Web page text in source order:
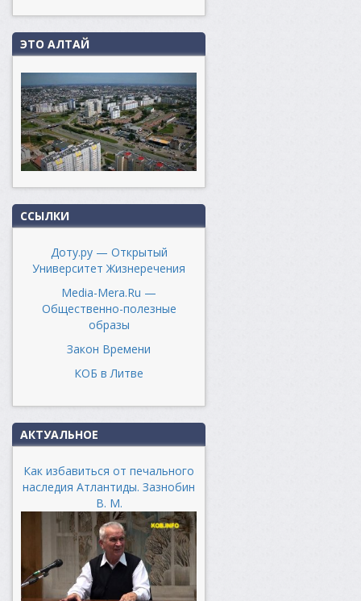
ЭТО АЛТАЙ
ССЫЛКИ
Доту.ру — Открытый
Университет Жизнеречения
Media-Mera.Ru —
Общественно-полезные
образы
Закон Времени
КОБ в Литве
АКТУАЛЬНОЕ
Как избавиться от печального
наследия Атлантиды. Зазнобин
В. М.